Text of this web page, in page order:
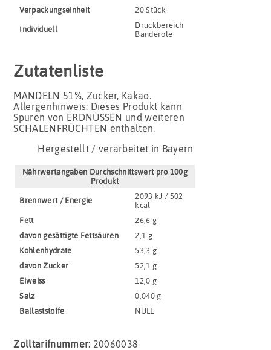
Verpackungs­einheit
20 Stück
Indivi­duell
Druckbereich
Banderole
Zutatenliste
MANDELN 51%, Zucker, Kakao.
Allergenhinweis: Dieses Produkt kann
Spuren von ERDNÜSSEN und weiteren
SCHALENFRÜCHTEN enthalten.
Hergestellt / verarbeitet in Bayern
Nährwertangaben Durchschnittswert pro 100g
Produkt
Brennwert / Energie
2093 kJ / 502
kcal
Fett
26,6 g
davon gesättigte Fettsäuren
2,1 g
Kohlenhydrate
53,3 g
davon Zucker
52,1 g
Eiweiss
12,0 g
Salz
0,040 g
Ballaststoffe
NULL
Zolltarifnummer: 20060038